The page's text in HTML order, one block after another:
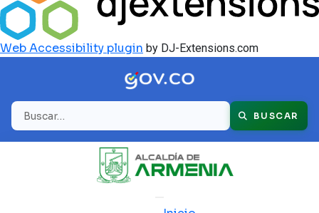
Web Accessibility plugin by DJ-Extensions.com
Buscar BUSCAR